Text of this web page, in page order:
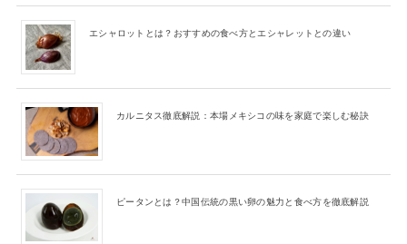
エシャロットとは？おすすめの食べ方とエシャレットとの違い
カルニタス徹底解説：本場メキシコの味を家庭で楽しむ秘訣
ピータンとは？中国伝統の黒い卵の魅力と食べ方を徹底解説